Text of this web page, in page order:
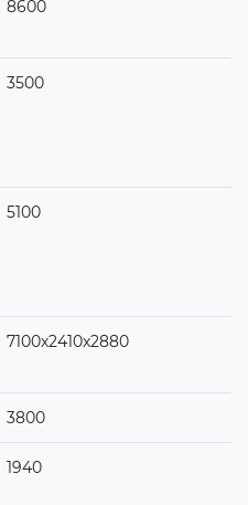
8600
3500
5100
7100х2410х2880
3800
1940